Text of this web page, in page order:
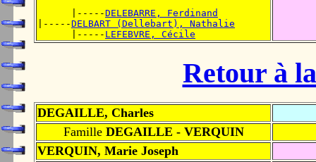
      |-----
DELEBARRE, Ferdinand
|-----DELBART (Dellebart), Nathalie
      |-----
LEFEBVRE, Cécile
Retour à
DEGAILLE, Charles
FamilleDEGAILLE - VERQUIN
VERQUIN, Marie Joseph